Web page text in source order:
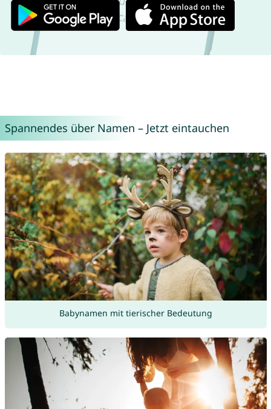
Spannendes über Namen – Jetzt eintauchen
Babynamen mit tierischer Bedeutung